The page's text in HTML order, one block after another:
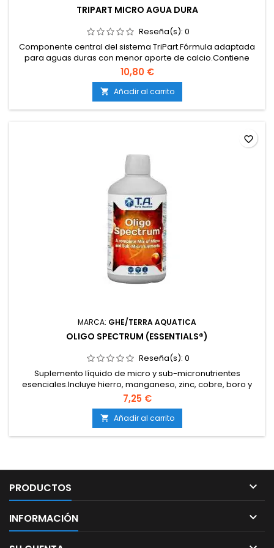
TRIPART MICRO AGUA DURA
Reseña(s): 0
Componente central del sistema TriPart.Fórmula adaptada
para aguas duras con menor aporte de calcio.Contiene
oligoelementos quelatados para máxima
asimilación.Estabiliza la solución nutritiva y mantiene el pH
más constante.Compatible con tierra, coco e hidroponía.
10,80 €
 Añadir al carrito
MARCA: GHE/TERRA AQUATICA
OLIGO SPECTRUM (ESSENTIALS®)
Reseña(s): 0
Suplemento líquido de micro y sub-micronutrientes
esenciales.Incluye hierro, manganeso, zinc, cobre, boro y
molibdeno.Formulación quelatada para máxima
biodisponibilidad.Corrige y previene carencias en cualquier
fase del cultivo.Compatible con tierra, coco e hidroponía.
7,25 €
 Añadir al carrito
favorite_border
PRODUCTOS 
INFORMACIÓN 